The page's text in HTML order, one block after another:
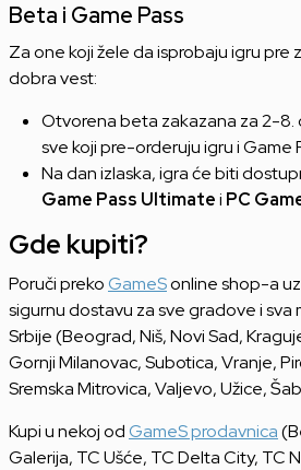
Beta i Game Pass
Za one koji žele da isprobaju igru pre
dobra vest:
Otvorena beta zakazana za 2-
sve koji pre-orderuju igru i Game
Na dan izlaska, igra će biti
Game Pass Ultimatei PC
Gde kupiti?
Poruči prekoGameSonline shop-a
sigurnu dostavu za sve gradove i sva
Srbije (Beograd, Niš, Novi Sad,
Gornji Milanovac, Subotica, Vranje,
Sremska Mitrovica, Valjevo, Užice,
Kupi u nekoj odGameS prodavnica
Galerija, TC Ušće, TC Delta City, TC